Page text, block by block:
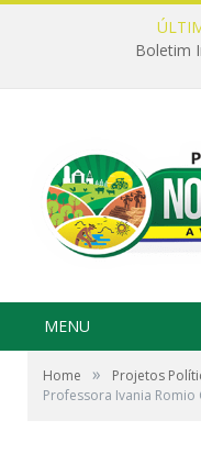
Boletim
MENU
Home » Projetos
Professora Ivania Romio